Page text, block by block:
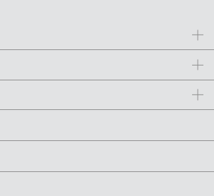
トカード、代金引換、あと払い(ペイディ)、銀
する場合がございます。詳しくは
ては、1～2営業日以内にさせていただいてお